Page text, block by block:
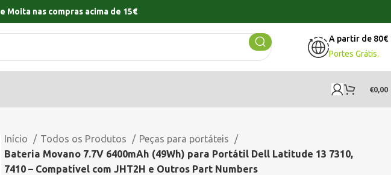
e Moita nas compras acima de 15€
A partir de 80€
Portes Grátis.
€0,00
Início Todos os Produtos
Peças para portáteis
Bateria Movano 7.7V 6400mAh (49Wh) para Portátil Dell Latitude 13 7310,
7410 – Compatível com JHT2H e Outros Part Numbers